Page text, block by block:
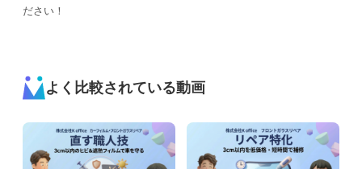
ださい！
よく比較されている動画